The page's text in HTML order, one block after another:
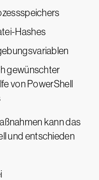
Hashes
gewünschter
von PowerShell
kann das
und entschieden